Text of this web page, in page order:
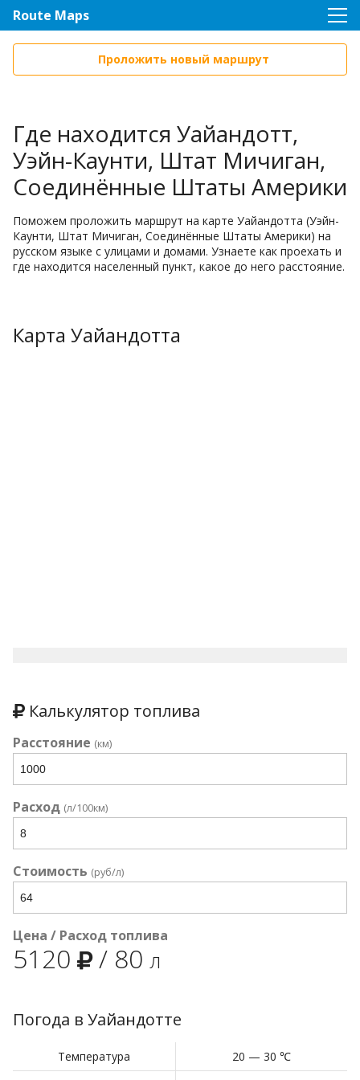
Route Maps
Проложить новый маршрут
Где находится Уайандотт,
Уэйн-Каунти, Штат Мичиган,
Соединённые Штаты Америки
Поможем проложить маршрут на карте Уайандотта (Уэйн-
Каунти, Штат Мичиган, Соединённые Штаты Америки) на
русском языке с улицами и домами. Узнаете как проехать и
где находится населенный пункт, какое до него расстояние.
Карта Уайандотта
Калькулятор топлива
Расстояние (км)
Расход (л/100км)
Стоимость (руб/л)
Цена / Расход топлива
5120 / 80 л
Погода в Уайандотте
Температура
20 — 30 ℃